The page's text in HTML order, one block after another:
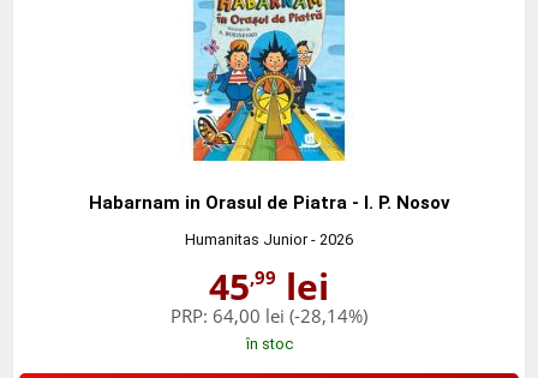
Habarnam in Orasul de Piatra - I. P. Nosov
Humanitas Junior - 2026
45,99 lei
PRP: 64,00 lei (-28,14%)
în stoc